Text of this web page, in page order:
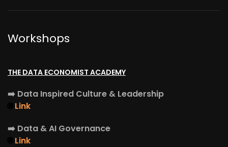
Workshops
THE DATA ECONOMIST ACADEMY
➡️ Data Inspired Culture & Leadership
Link
➡️ Data & AI Governance
Link